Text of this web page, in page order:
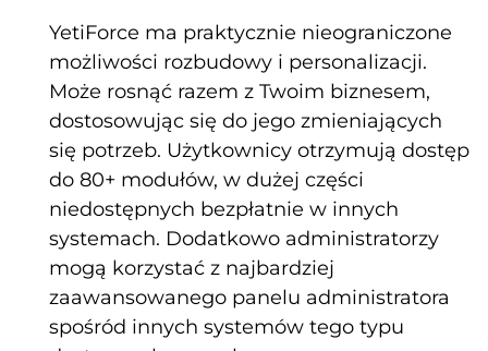
YetiForce ma praktycznie nieograniczone
możliwości rozbudowy i personalizacji.
Może rosnąć razem z Twoim biznesem,
dostosowując się do jego zmieniających
się potrzeb. Użytkownicy otrzymują dostęp
do 80+ modułów, w dużej części
niedostępnych bezpłatnie w innych
systemach. Dodatkowo administratorzy
mogą korzystać z najbardziej
zaawansowanego panelu administratora
spośród innych systemów tego typu